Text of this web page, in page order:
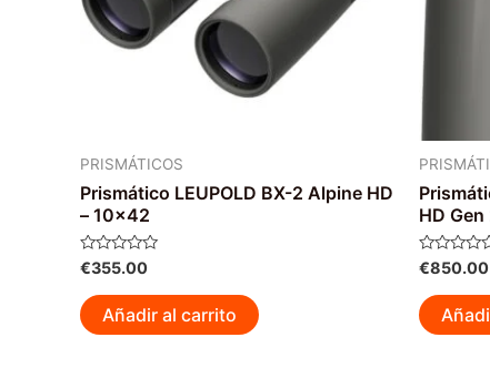
PRISMÁTICOS
Prismático LEUPOLD BX-2 Alpine HD
– 10×42
Valorado
con
de
5
€355.00
Añadir al carrito
HD
Valorado
con
de
5
€850.00